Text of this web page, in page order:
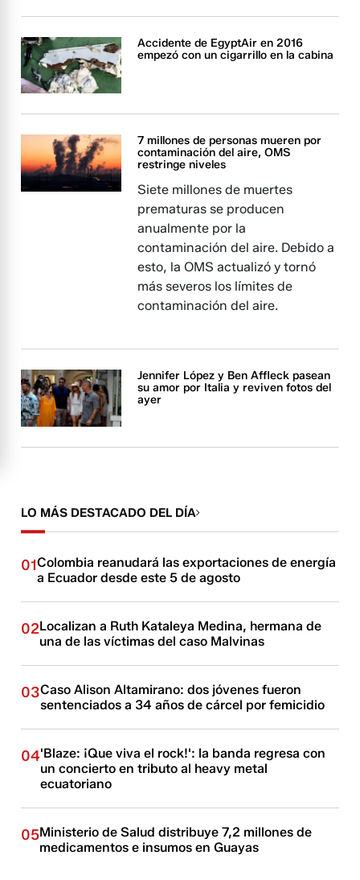
Accidente de EgyptAir en 2016
empezó con un cigarrillo en la cabina
7 millones de personas mueren por
contaminación del aire, OMS
restringe niveles
Siete millones de muertes
prematuras se producen
anualmente por la
contaminación del aire. Debido a
esto, la OMS actualizó y tornó
más severos los límites de
contaminación del aire.
Jennifer López y Ben Affleck pasean
su amor por Italia y reviven fotos del
ayer
LO MÁS DESTACADO DEL DÍA
01Colombia reanudará las exportaciones de energía
a Ecuador desde este 5 de agosto
02Localizan a Ruth Kataleya Medina, hermana de
una de las víctimas del caso Malvinas
03Caso Alison Altamirano: dos jóvenes fueron
sentenciados a 34 años de cárcel por femicidio
04'Blaze: ¡Que viva el rock!': la banda regresa con
un concierto en tributo al heavy metal
ecuatoriano
05Ministerio de Salud distribuye 7,2 millones de
medicamentos e insumos en Guayas